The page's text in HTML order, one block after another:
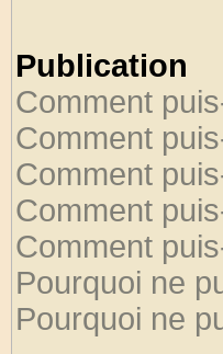
Publication
Comment
Comment
Comment
Comment
Comment
Pourquoi ne
Pourquoi ne